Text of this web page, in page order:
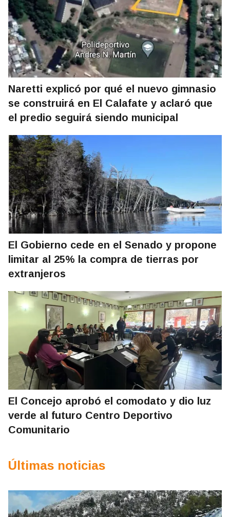
Naretti explicó por qué el nuevo gimnasio
se construirá en El Calafate y aclaró que
el predio seguirá siendo municipal
El Gobierno cede en el Senado y propone
limitar al 25% la compra de tierras por
extranjeros
El Concejo aprobó el comodato y dio luz
verde al futuro Centro Deportivo
Comunitario
Últimas noticias